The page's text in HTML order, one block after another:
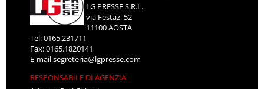
LG PRESSE S.R.L.
via Festaz, 52
11100 AOSTA
Tel: 0165.231711
Fax: 0165.1820141
E-mailsegreteria@lgpresse.com
RESPONSABILE DI AGENZIA